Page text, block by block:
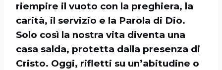
riempire il vuoto con la preghiera, la
carità, il servizio e la Parola di Dio.
Solo così la nostra vita diventa una
casa salda, protetta dalla presenza di
Cristo. Oggi, rifletti su un’abitudine o